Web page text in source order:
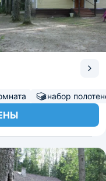
набор